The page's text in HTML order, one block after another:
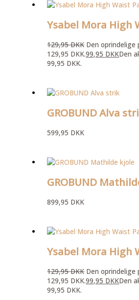
Ysabel Mora High
129,95DKK Den oprindelige
129,95 DKK.99,95 DKKDen
99,95 DKK.
GROBUND Alva
599,95 DKK
GROBUND
899,95 DKK
Ysabel Mora High
129,95DKK Den oprindelige
129,95 DKK.99,95 DKKDen
99,95 DKK.